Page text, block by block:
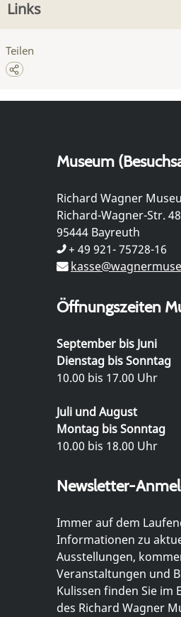
Links
Teilen
Museum
Richard Wagner
Richard-Wagner-Str. 48
95444 Bayreuth
+ 49 921- 75728-16
Öffnungszeiten
September bis Juni
Dienstag bis Sonntag
10.00 bis 17.00 Uhr
Juli und August
Montag bis Sonntag
10.00 bis 18.00 Uhr
Newsletter-
Immer auf dem
Informationen zu
Ausstellungen,
Veranstaltungen und
Kulissen finden Sie im
des Richard Wagner